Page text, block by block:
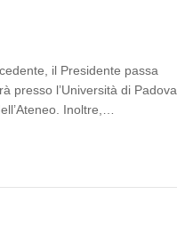
il Presidente passa
presso l’Università di Padova
Inoltre,…